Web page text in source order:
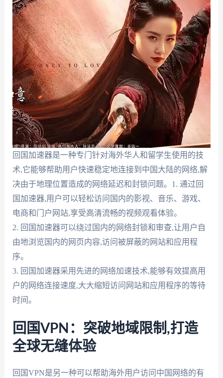
回国加速器是一种专门针对海外华人和留学生使用的技
术,它能够帮助用户快速稳定地连接到中国大陆的网络,解
决由于地理位置造成的网络延迟和封锁问题。1. 通过回
国加速器,用户可以轻松访问国内的影视、音乐、游戏、
电商和门户网站,享受高清流畅的视频观看体验。
2. 回国加速器可以绕过国内的网络封锁和审查,让用户自
由地浏览国内的网页内容,访问被屏蔽的网站和应用程
序。
3. 回国加速器采用先进的网络加速技术,能够有效提高用
户的网络连接速度,大大缩短访问网站和应用程序的等待
时间。
回国VPN：突破地域限制,打造
全球无缝体验
回国VPN是另一种可以帮助海外用户访问中国网络的有